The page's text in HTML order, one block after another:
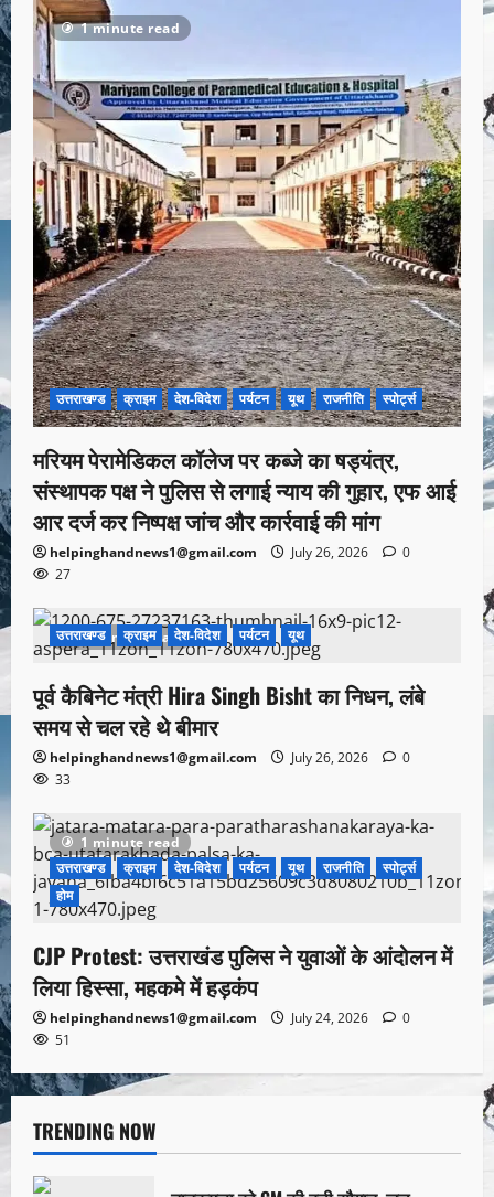
1 minute read
उत्तराखण्ड क्राइम देश-विदेश पर्यटन यूथ राजनीति स्पोर्ट्स
मरियम पेरामेडिकल कॉलेज पर कब्जे का षड्यंत्र,
संस्थापक पक्ष ने पुलिस से लगाई न्याय की गुहार, एफ आई
आर दर्ज कर निष्पक्ष जांच और कार्रवाई की मांग
helpinghandnews1@gmail.com July 26, 2026
0
27
1 minute read
उत्तराखण्ड क्राइम देश-विदेश पर्यटन यूथ
पूर्व कैबिनेट मंत्री Hira Singh Bisht का निधन, लंबे
समय से चल रहे थे बीमार
helpinghandnews1@gmail.com July 26, 2026
0
33
1 minute read
उत्तराखण्ड
क्राइम देश-विदेश पर्यटन यूथ राजनीति
स्पोर्ट्स
होम
CJP Protest: उत्तराखंड पुलिस ने युवाओं के आंदोलन में
लिया हिस्सा, महकमे में हड़कंप
helpinghandnews1@gmail.com July 24, 2026
0
51
TRENDING NOW